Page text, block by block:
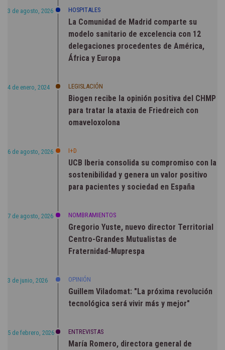
3 de agosto, 2026 HOSPITALES
La Comunidad de Madrid comparte su
modelo sanitario de excelencia con 12
delegaciones procedentes de América,
África y Europa
4 de enero, 2024 LEGISLACIÓN
Biogen recibe la opinión positiva del CHMP
para tratar la ataxia de Friedreich con
omaveloxolona
6 de agosto, 2026 I+D
UCB Iberia consolida su compromiso con la
sostenibilidad y genera un valor positivo
para pacientes y sociedad en España
7 de agosto, 2026 NOMBRAMIENTOS
Gregorio Yuste, nuevo director Territorial
Centro-Grandes Mutualistas de
Fraternidad-Muprespa
3 de junio, 2026 OPINIÓN
Guillem Viladomat: "La próxima revolución
tecnológica será vivir más y mejor"
5 de febrero, 2026 ENTREVISTAS
María Romero, directora general de